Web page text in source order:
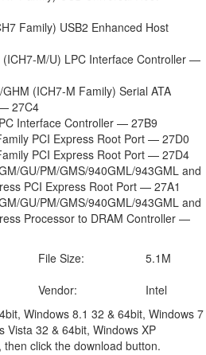
Family) USB2 Enhanced Host
(ICH7-M/U) LPC Interface Controller —
(ICH7-M Family) Serial ATA
27C4
Interface Controller — 27B9
PCI Express Root Port — 27D0
PCI Express Root Port — 27D4
GU/PM/GMS/940GML/943GML and
PCI Express Root Port — 27A1
GU/PM/GMS/940GML/943GML and
Processor to DRAM Controller —
File Size:
5.1M
Vendor:
Intel
Windows 8.1 32 & 64bit, Windows 7
Vista 32 & 64bit, Windows XP
click the download button.